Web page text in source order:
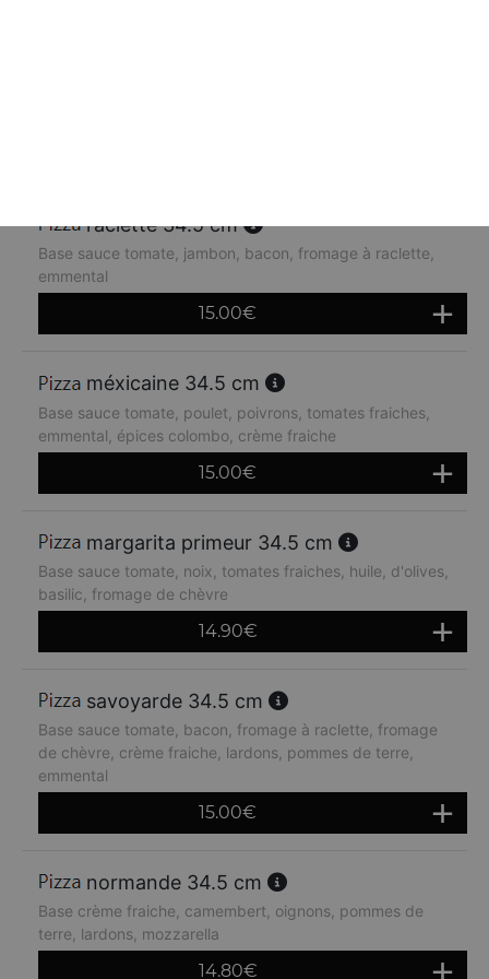
raclette 34.5 cm
Base sauce tomate, jambon, bacon, fromage à raclette,
emmental
15.00€
méxicaine 34.5 cm
Base sauce tomate, poulet, poivrons, tomates fraiches,
emmental, épices colombo, crème fraiche
15.00€
margarita primeur 34.5 cm
Base sauce tomate, noix, tomates fraiches, huile, d'olives,
basilic, fromage de chèvre
14.90€
savoyarde 34.5 cm
Base sauce tomate, bacon, fromage à raclette, fromage
de chèvre, crème fraiche, lardons, pommes de terre,
emmental
15.00€
normande 34.5 cm
Base crème fraiche, camembert, oignons, pommes de
terre, lardons, mozzarella
14.80€